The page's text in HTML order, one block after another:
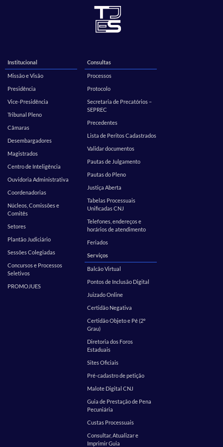
Institucional
Missão e Visão
Presidência
Vice-Presidência
Tribunal Pleno
Câmaras
Desembargadores
Magistrados
Centro de Inteligência
Ouvidoria Administrativa
Coordenadorias
Núcleos, Comissões e
Comitês
Setores
Plantão Judiciário
Sessões Colegiadas
Concursos e Processos
Seletivos
PROMOJUES
Consultas
Processos
Protocolo
Secretaria de Precatórios –
SEPREC
Precedentes
Lista de Peritos Cadastrados
Validar documentos
Pautas de Julgamento
Pautas do Pleno
Justiça Aberta
Tabelas Processuais
Unificadas CNJ
Telefones, endereços e
horários de atendimento
Feriados
Serviços
Balcão Virtual
Pontos de Inclusão Digital
Juizado Online
Certidão Negativa
Certidão Objeto e Pé (2º
Grau)
Diretoria dos Foros
Estaduais
Sites Oficiais
Pré-cadastro de petição
Malote Digital CNJ
Guia de Prestação de Pena
Pecuniária
Custas Processuais
Consultar, Atualizar e
Imprimir Guia